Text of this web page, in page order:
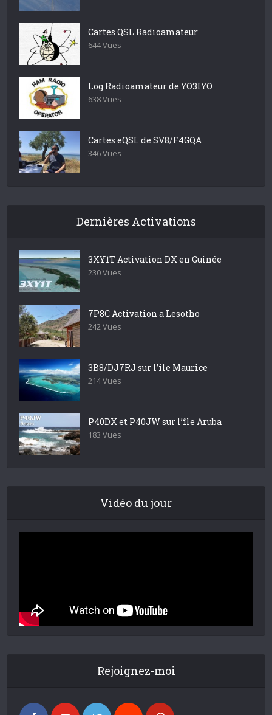
Cartes QSL Radioamateur
644 Vues
Log Radioamateur de YO3IYO
638 Vues
Cartes eQSL de SV8/F4GQA
346 Vues
Dernières Activations
3XY1T Activation DX en Guinée
230 Vues
7P8C Activation a Lesotho
242 Vues
3B8/DJ7RJ sur l’île Maurice
214 Vues
P40DX et P40JW sur l’île Aruba
183 Vues
Vidéo du jour
Rejoignez-moi